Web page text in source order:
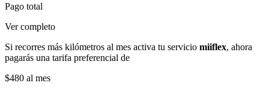
Pago total
Ver completo
Si recorres más kilómetros al mes activa tu servicio miiflex, ahora
pagarás una tarifa preferencial de
$480 al mes